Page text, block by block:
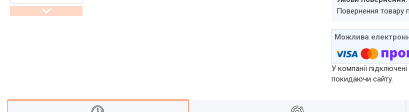
ROAD
Автономні повітряні опалювачі
повернення товару
У компанії
покидаючи сайту.